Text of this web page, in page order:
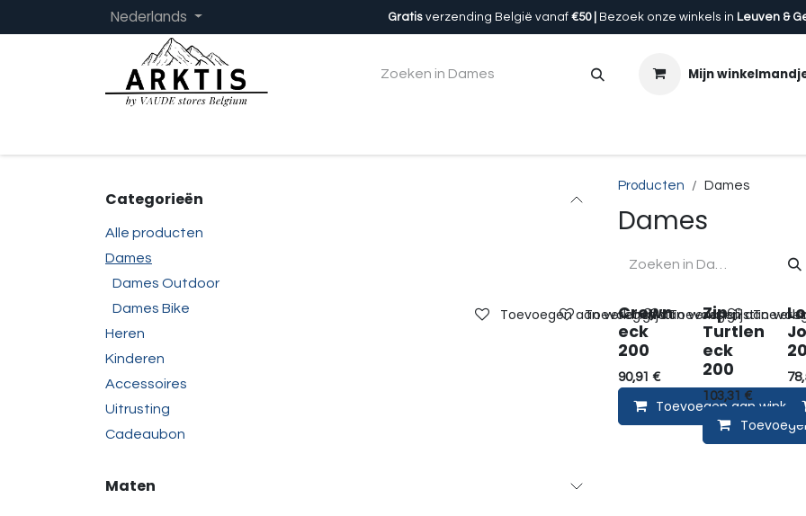
Overslaan naar inhoud
Nederlands Gratis verzending België vanaf €50 | Bezoek onze winkels in Leuven &
Mijn
Categorieën
Alle producten
Dames
Dames Outdoor
Dames Bike
Heren
Kinderen
Accessoires
Uitrusting
Cadeaubon
Maten
Producten Dames
Dames
Crewn
eck
200
90,91 €
Toevoegen aan
Toevoegen aan verlanglijst
Zip
Turtlen
eck
200
103,31 €
Toevoegen aan verlanglijst
Toevoegen aan